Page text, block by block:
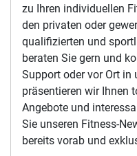
zu Ihren individuellen
den privaten oder
qualifizierten und
beraten Sie gern und
Support oder vor Ort in
präsentieren wir Ihnen
Angebote und
Sie unseren Fitness-
bereits vorab und